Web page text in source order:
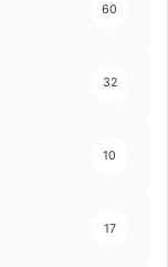
60
32
10
17